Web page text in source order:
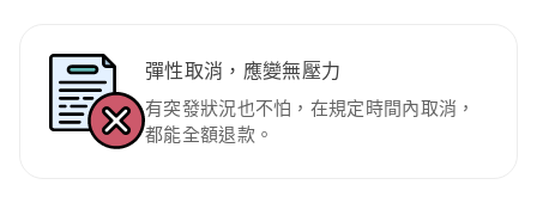
彈性取消，應變無壓力
有突發狀況也不怕，在規定時間內取消，
都能全額退款。